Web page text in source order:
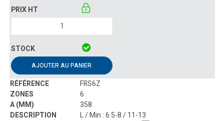
AJOUTER AU PANIER
FRS6Z
6
358
L / Min : 6.5-8 / 11-13